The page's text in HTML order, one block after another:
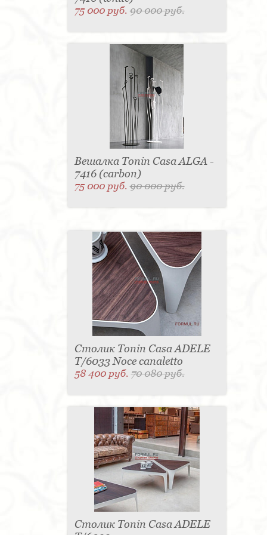
75 000 руб.90 000 руб.
Вешалка Tonin Casa ALGA -
7416 (carbon)
75 000 руб.90 000 руб.
Столик Tonin Casa ADELE
T/6033 Noce canaletto
58 400 руб.70 080 руб.
Столик Tonin Casa ADELE